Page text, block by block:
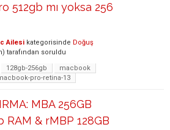
512gb mı yoksa 256
Ailesi kategorisinde Doğuş
tarafından soruldu
128gb-256gb
macbook
pro-retina-13
MBA 256GB
RAM & rMBP 128GB